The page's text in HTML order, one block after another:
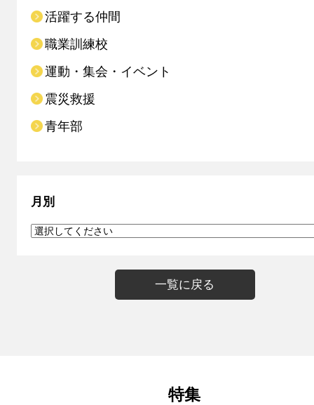
活躍する仲間
職業訓練校
運動・集会・イベント
震災救援
青年部
月別
一覧に戻る
特集